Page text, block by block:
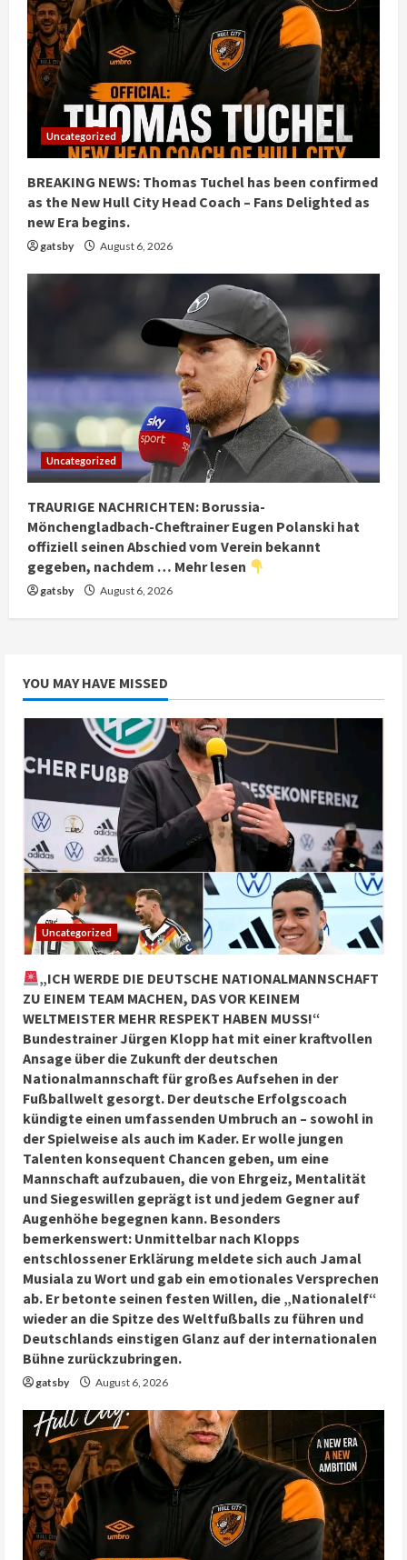
Uncategorized
BREAKING NEWS: Thomas Tuchel has been confirmed
as the New Hull City Head Coach – Fans Delighted as
new Era begins.
gatsby August 6, 2026
Uncategorized
TRAURIGE NACHRICHTEN: Borussia-
Mönchengladbach-Cheftrainer Eugen Polanski hat
offiziell seinen Abschied vom Verein bekannt
gegeben, nachdem … Mehr lesen
gatsby August 6, 2026
YOU MAY HAVE MISSED
Uncategorized
„ICH WERDE DIE DEUTSCHE NATIONALMANNSCHAFT
ZU EINEM TEAM MACHEN, DAS VOR KEINEM
WELTMEISTER MEHR RESPEKT HABEN MUSS!“
Bundestrainer Jürgen Klopp hat mit einer kraftvollen
Ansage über die Zukunft der deutschen
Nationalmannschaft für großes Aufsehen in der
Fußballwelt gesorgt. Der deutsche Erfolgscoach
kündigte einen umfassenden Umbruch an – sowohl in
der Spielweise als auch im Kader. Er wolle jungen
Talenten konsequent Chancen geben, um eine
Mannschaft aufzubauen, die von Ehrgeiz, Mentalität
und Siegeswillen geprägt ist und jedem Gegner auf
Augenhöhe begegnen kann. Besonders
bemerkenswert: Unmittelbar nach Klopps
entschlossener Erklärung meldete sich auch Jamal
Musiala zu Wort und gab ein emotionales Versprechen
ab. Er betonte seinen festen Willen, die „Nationalelf“
wieder an die Spitze des Weltfußballs zu führen und
Deutschlands einstigen Glanz auf der internationalen
Bühne zurückzubringen.
gatsby August 6, 2026